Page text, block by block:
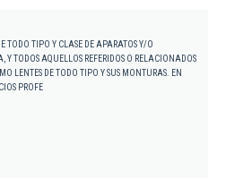
TIPO Y CLASE DE APARATOS Y/O
Y TODOS AQUELLOS REFERIDOS O RELACIONADOS
LENTES DE TODO TIPO Y SUS MONTURAS. EN
PROFE